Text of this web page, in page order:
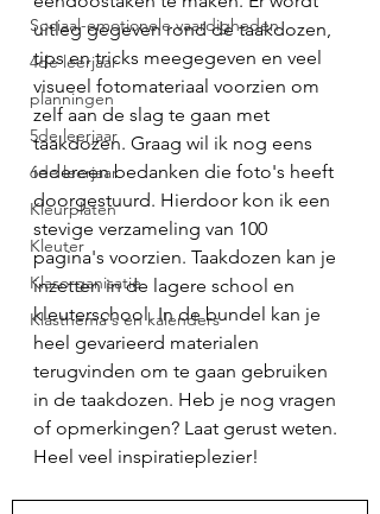
Sociaal-emotionele vaardigheden
4de leerjaar
planningen
5de leerjaar
6de leerjaar
Kleurplaten
Kleuter
Klasorganisatie
Klasthema's en kalenders
uitleg gegeven rond de taakdozen,
tips en tricks meegegeven en veel
visueel fotomateriaal voorzien om
zelf aan de slag te gaan met
taakdozen. Graag wil ik nog eens
iedereen bedanken die foto's heeft
doorgestuurd. Hierdoor kon ik een
stevige verzameling van 100
pagina's voorzien. Taakdozen kan je
inzetten in de lagere school en
kleuterschool. In de bundel kan je
heel gevarieerd materialen
terugvinden om te gaan gebruiken
in de taakdozen. Heb je nog vragen
of opmerkingen? Laat gerust weten.
Heel veel inspiratieplezier!